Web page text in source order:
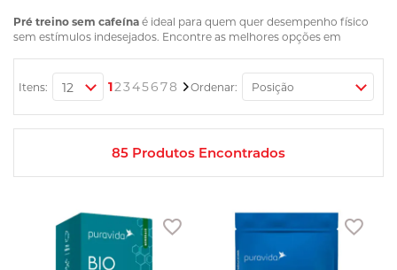
Pré treino sem cafeína é ideal para quem quer desempenho físico
sem estímulos indesejados. Encontre as melhores opções em
Itens: Ordenar:
Página
Você esta lendo a pagina
1Página
2Página
3Página
4Página
5Página
6Página
7Página
8 Página
Próximo
85 Produtos Encontrados
Adicionar aos favoritos